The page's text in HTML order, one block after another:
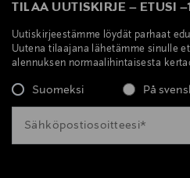
TILAA UUTISKIRJE – ETUSI –
Uutiskirjeestämme löydät parhaat
Uutena tilaajana lähetämme sinulle
alennuksen normaalihintaisesta
Suomeksi På